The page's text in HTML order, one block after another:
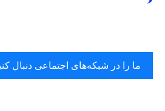
ما را در شبکه‌های اجتماعی دنبال